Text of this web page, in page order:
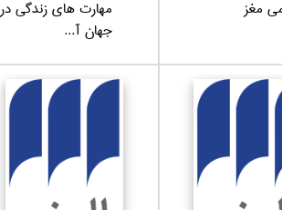
مغز
مهارت هاي زندگي در
جهان آ...